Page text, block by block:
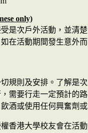
only)
是次戶外活動，並清
在活動期間發生意外
規則及安排。了解是
需要行走一定預計的
酒或使用任何興奮劑
香港大學校友會在活